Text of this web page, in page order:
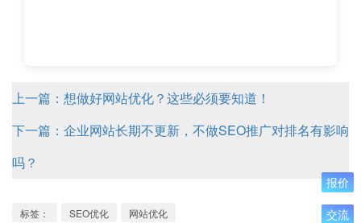
上一篇：想做好网站优化？这些必须要知道！
下一篇：企业网站长期不更新，不做SEO推广对排名有影响
吗？
标签： SEO优化 网站优化
报价
交流